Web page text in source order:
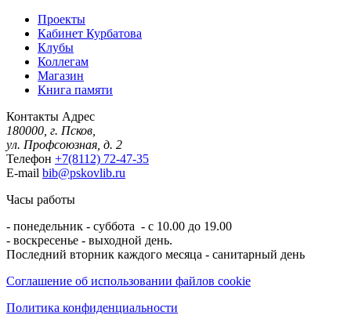
Проекты
Кабинет Курбатова
Клубы
Коллегам
Магазин
Книга памяти
Контакты Адрес
180000, г. Псков,
ул. Профсоюзная, д. 2
Телефон +7(8112) 72-47-35
E-mail bib@pskovlib.ru
Часы работы
- понедельник - суббота - с 10.00 до 19.00
- воскресенье - выходной день.
Последний вторник каждого месяца - санитарный день
Соглашение об использовании файлов cookie
Политика конфиденциальности